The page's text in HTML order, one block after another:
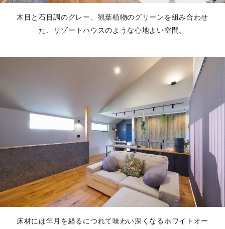
木目と石目調のグレー、観葉植物のグリーンを組み合わせ
た、リゾートハウスのような心地よい空間。
床材には年月を経るにつれて味わい深くなるホワイトオー